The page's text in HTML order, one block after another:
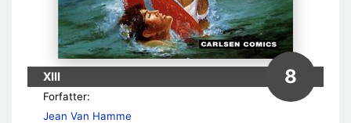
XIII 8
Forfatter:
Jean Van Hamme